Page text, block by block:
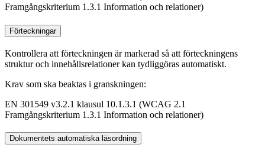
Framgångskriterium 1.3.1 Information och relationer)
Förteckningar
Kontrollera att förteckningen är markerad så att förteckningens
struktur och innehållsrelationer kan tydliggöras automatiskt.
Krav som ska beaktas i granskningen:
EN 301549 v3.2.1 klausul 10.1.3.1 (WCAG 2.1
Framgångskriterium 1.3.1 Information och relationer)
Dokumentets automatiska läsordning